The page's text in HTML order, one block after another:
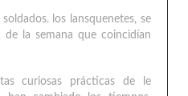
los lansquenetes, se
la semana que coincidían
curiosas prácticas de le